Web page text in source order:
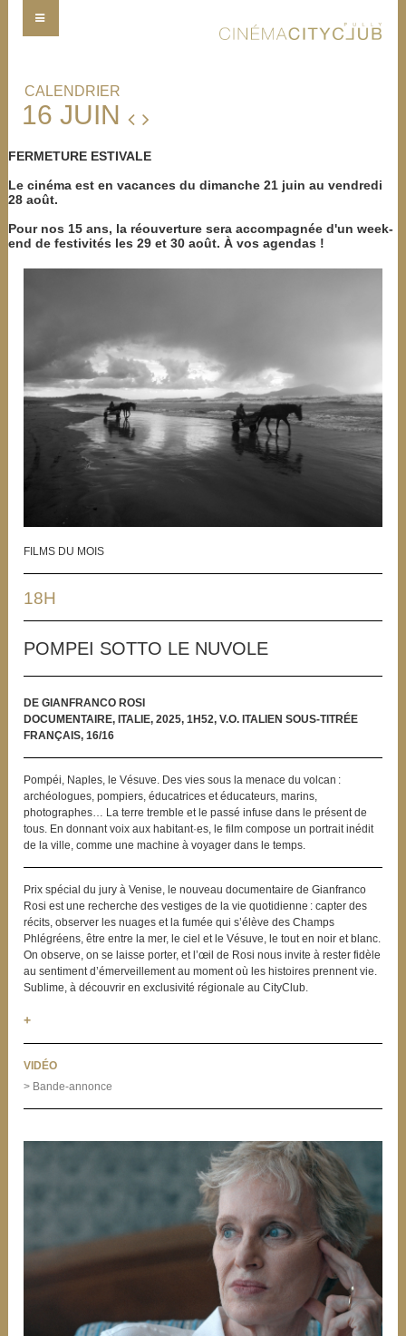
16 JUIN
FERMETURE ESTIVALE
Le cinéma est en vacances du dimanche 21 juin au vendredi
28 août.
Pour nos 15 ans, la réouverture sera accompagnée d'un week-
end de festivités les 29 et 30 août. À vos agendas !
FILMS DU MOIS
18H
POMPEI SOTTO LE NUVOLE
DE GIANFRANCO ROSI
DOCUMENTAIRE, ITALIE, 2025, 1H52, V.O. ITALIEN SOUS-TITRÉE
FRANÇAIS, 16/16
Pompéi, Naples, le Vésuve. Des vies sous la menace du volcan :
archéologues, pompiers, éducatrices et éducateurs, marins,
photographes… La terre tremble et le passé infuse dans le présent de
tous. En donnant voix aux habitant·es, le film compose un portrait inédit
de la ville, comme une machine à voyager dans le temps.
Prix spécial du jury à Venise, le nouveau documentaire de Gianfranco
Rosi est une recherche des vestiges de la vie quotidienne : capter des
récits, observer les nuages et la fumée qui s’élève des Champs
Phlégréens, être entre la mer, le ciel et le Vésuve, le tout en noir et blanc.
On observe, on se laisse porter, et l’œil de Rosi nous invite à rester fidèle
au sentiment d’émerveillement au moment où les histoires prennent vie.
Sublime, à découvrir en exclusivité régionale au CityClub.
+
VIDÉO
> Bande-annonce
CALENDRIER